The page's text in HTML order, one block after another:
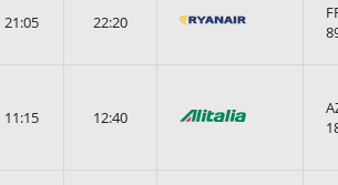
21:05 22:20
11:15 12:40